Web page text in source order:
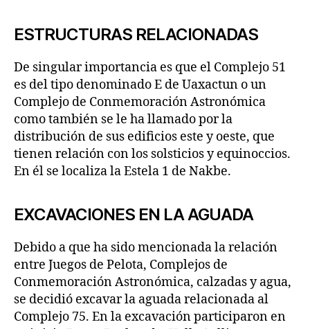
ESTRUCTURAS RELACIONADAS
De singular importancia es que el Complejo 51
es del tipo denominado E de Uaxactun o un
Complejo de Conmemoración Astronómica
como también se le ha llamado por la
distribución de sus edificios este y oeste, que
tienen relación con los solsticios y equinoccios.
En él se localiza la Estela 1 de Nakbe.
EXCAVACIONES EN LA AGUADA
Debido a que ha sido mencionada la relación
entre Juegos de Pelota, Complejos de
Conmemoración Astronómica, calzadas y agua,
se decidió excavar la aguada relacionada al
Complejo 75. En la excavación participaron en